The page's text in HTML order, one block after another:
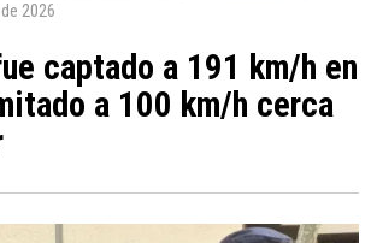
2026
captado a 191 km/h en
a 100 km/h cerca